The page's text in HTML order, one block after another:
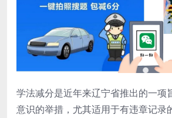
学法减分是近年来辽宁省推出的一项
意识的举措，尤其适用于有违章记录